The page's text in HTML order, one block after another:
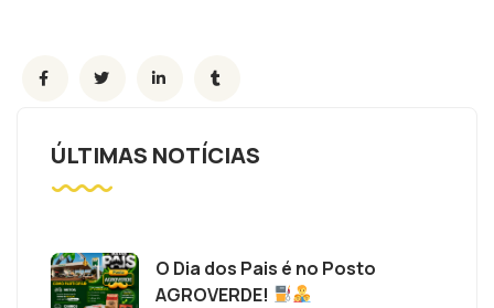
ÚLTIMAS NOTÍCIAS
O Dia dos Pais é no Posto
AGROVERDE!